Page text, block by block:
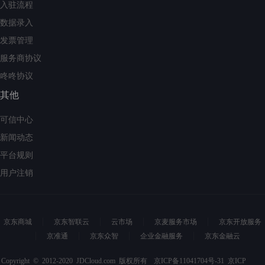
入驻流程
数据录入
发票管理
服务商协议
咚咚协议
其他
可信中心
新闻动态
平台规则
用户注销
京东商城 京东智联云 云市场 京麦服务市场
京东开放服务
京准通
京东众智 企业金融服务 京东金融云
Copyright © 2012-2020 JDCloud.com 版权所有 京ICP备11041704号-31 京ICP